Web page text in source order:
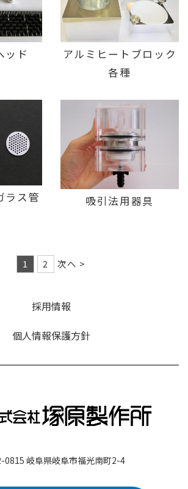
ッド
アルミヒートブロック
各種
ス管
吸引法用器具
1 2 次へ >
採用情報
個人情報保護方針
0815 岐阜県岐阜市福光南町2-4